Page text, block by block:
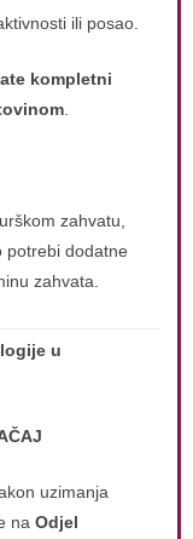
ili posao.
kompletni
zahvatu,
potrebi dodatne
zahvata.
u
uzimanja
na Odjel